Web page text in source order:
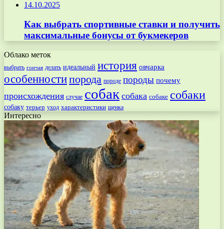
14.10.2025
Как выбрать спортивные ставки и получить
максимальные бонусы от букмекеров
Облако меток
выбрать гончая делать идеальный история овчарка
особенностипорода породе породы почему
происхождения случае собак собака собаке собаки
собаку терьер уход характеристики щенка
Интересно